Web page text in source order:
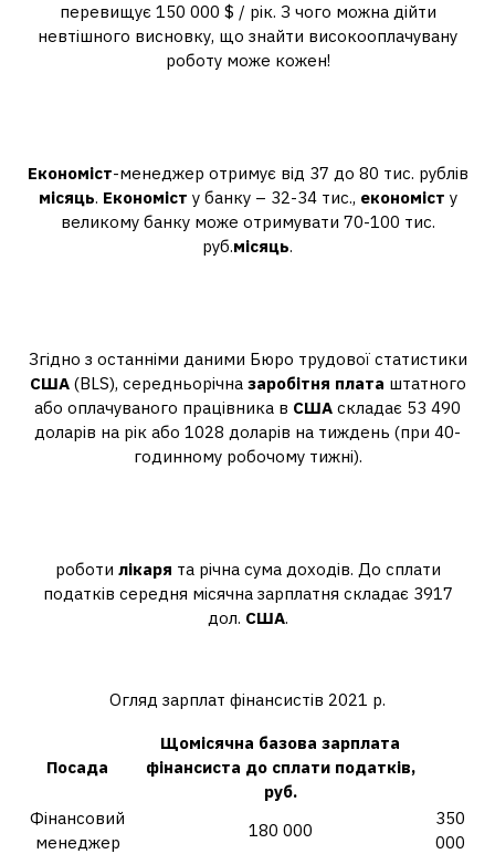
перевищує 150 000 $ / рік. З чого можна дійти
невтішного висновку, що знайти високооплачувану
роботу може кожен!
Економіст-менеджер отримує від 37 до 80 тис. рублів
місяць. Економіст у банку – 32-34 тис., економіст у
великому банку може отримувати 70-100 тис.
руб.місяць.
Згідно з останніми даними Бюро трудової статистики
США(BLS), середньорічна заробітня плата штатного
або оплачуваного працівника в США складає 53 490
доларів на рік або 1028 доларів на тиждень (при 40-
годинному робочому тижні).
роботи лікаря та річна сума доходів. До сплати
податків середня місячна зарплатня складає 3917
дол. США.
Огляд зарплат фінансистів 2021 р.
Посада
Щомісячна базова зарплата
фінансиста до сплати податків,
руб.
Фінансовий
менеджер
180 000
350
000